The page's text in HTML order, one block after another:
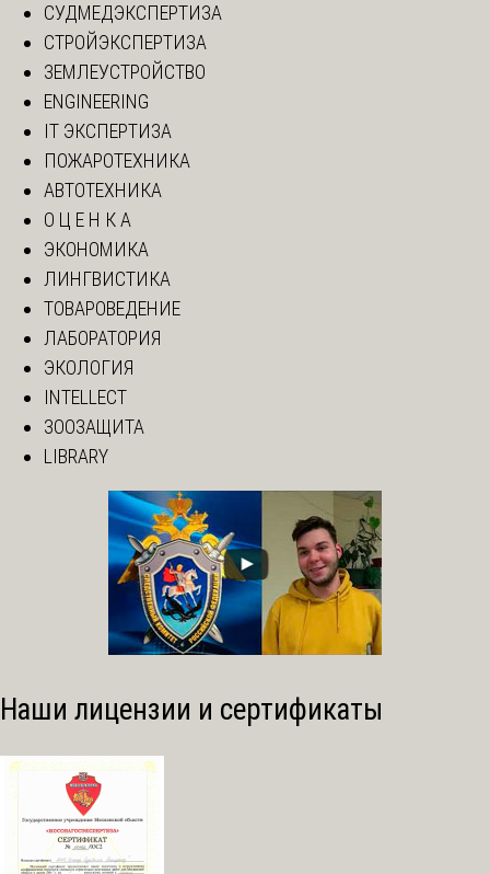
СУДМЕДЭКСПЕРТИЗА
СТРОЙЭКСПЕРТИЗА
ЗЕМЛЕУСТРОЙСТВО
ENGINEERING
IT ЭКСПЕРТИЗА
ПОЖАРОТЕХНИКА
АВТОТЕХНИКА
О Ц Е Н К А
ЭКОНОМИКА
ЛИНГВИСТИКА
ТОВАРОВЕДЕНИЕ
ЛАБОРАТОРИЯ
ЭКОЛОГИЯ
INTELLECT
ЗООЗАЩИТА
LIBRARY
Наши лицензии и сертификаты